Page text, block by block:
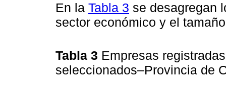
En la Tabla 3 se desagregan
sector económico y el
Tabla 3 Empresas
seleccionados–Provincia de